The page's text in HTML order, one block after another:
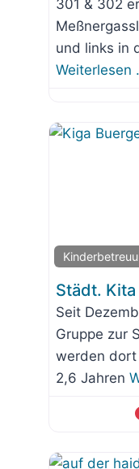
301 & 302
und links in
Weiterlesen
Seit
Gruppe zur
werden dort
2,6 Jahren